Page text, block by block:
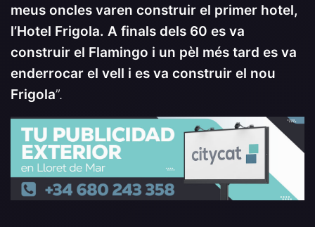
meus oncles varen construir el primer hotel,
l’Hotel Frigola. A finals dels 60 es va
construir el Flamingo i un pèl més tard es va
enderrocar el vell i es va construir el nou
Frigola”.